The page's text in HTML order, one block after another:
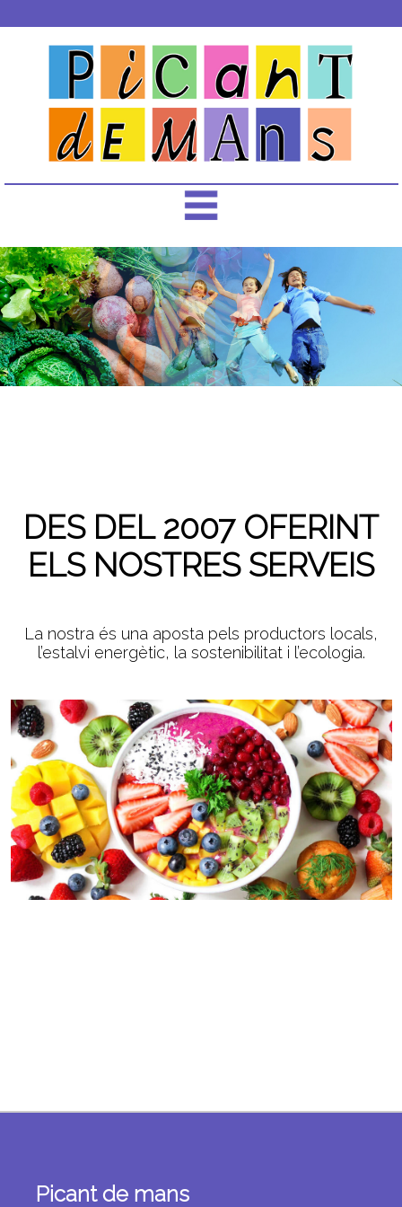
DES DEL 2007 OFERINT
ELS NOSTRES SERVEIS
La nostra és una aposta pels productors locals,
l’estalvi energètic, la sostenibilitat i l’ecologia.
Picant de mans